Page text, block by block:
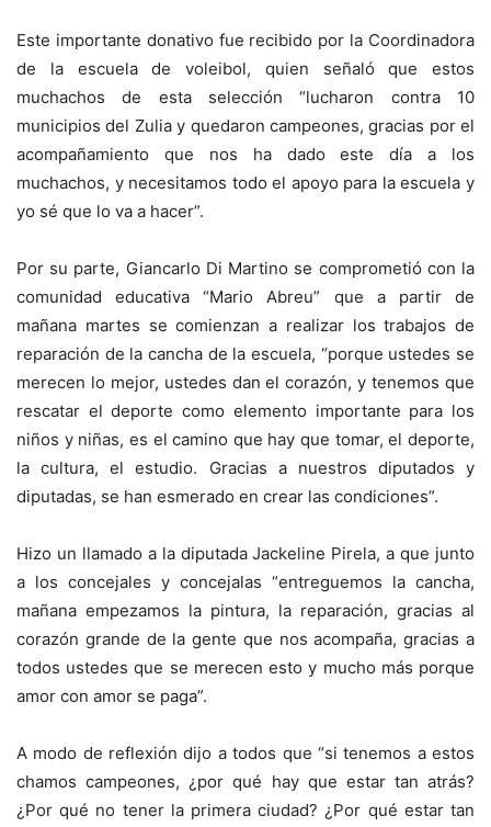
Este importante donativo fue recibido por la Coordinadora
de la escuela de voleibol, quien señaló que estos
muchachos de esta selección “lucharon contra 10
municipios del Zulia y quedaron campeones, gracias por el
acompañamiento que nos ha dado este día a los
muchachos, y necesitamos todo el apoyo para la escuela y
yo sé que lo va a hacer”.
Por su parte, Giancarlo Di Martino se comprometió con la
comunidad educativa “Mario Abreu” que a partir de
mañana martes se comienzan a realizar los trabajos de
reparación de la cancha de la escuela, “porque ustedes se
merecen lo mejor, ustedes dan el corazón, y tenemos que
rescatar el deporte como elemento importante para los
niños y niñas, es el camino que hay que tomar, el deporte,
la cultura, el estudio. Gracias a nuestros diputados y
diputadas, se han esmerado en crear las condiciones”.
Hizo un llamado a la diputada Jackeline Pirela, a que junto
a los concejales y concejalas “entreguemos la cancha,
mañana empezamos la pintura, la reparación, gracias al
corazón grande de la gente que nos acompaña, gracias a
todos ustedes que se merecen esto y mucho más porque
amor con amor se paga”.
A modo de reflexión dijo a todos que “si tenemos a estos
chamos campeones, ¿por qué hay que estar tan atrás?
¿Por qué no tener la primera ciudad? ¿Por qué estar tan